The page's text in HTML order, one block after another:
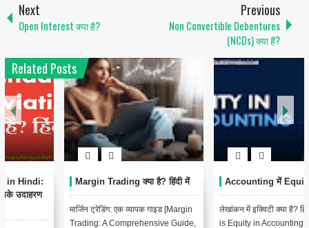
Next
Open Interest क्या है?
Previous
Non Convertible Debentures
(NCDs) क्या हैं?
Related Posts
Margin Trading क्या है? हिंदी में
मार्जिन ट्रेडिंग: एक व्यापक गाइड [Margin
Trading: A Comprehensive Guide,
Accounting में Equity क्या है?
लेखांकन में इक्विटी क्या है? हिंदी में [What
is Equity in Accounting? In